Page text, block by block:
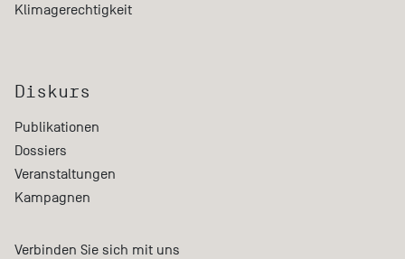
Klimagerechtigkeit
Diskurs
Publikationen
Dossiers
Veranstaltungen
Kampagnen
Verbinden Sie sich mit uns